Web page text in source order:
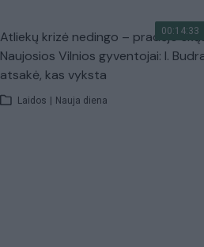
00:14:33
Atliekų krizė nedingo – pradėjo
Naujosios Vilnios gyventojai: I.
atsakė, kas vyksta
Laidos | Nauja diena